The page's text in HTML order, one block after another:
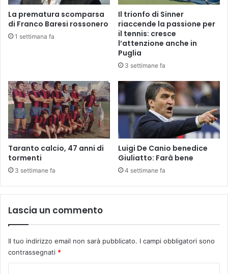
La prematura scomparsa
di Franco Baresi rossonero
1 settimana fa
Il trionfo di Sinner
riaccende la passione per
il tennis: cresce
l’attenzione anche in
Puglia
3 settimane fa
Taranto calcio, 47 anni di
tormenti
3 settimane fa
Luigi De Canio benedice
Giuliatto: Farà bene
4 settimane fa
Lascia un commento
Il tuo indirizzo email non sarà pubblicato. I campi obbligatori sono
contrassegnati *